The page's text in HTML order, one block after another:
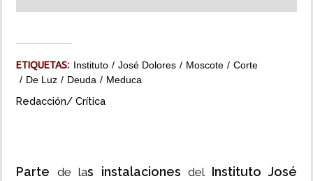
ETIQUETAS: Instituto José Dolores Moscote
Corte
De Luz
Deuda Meduca
Redacción/ Crítica
Parte de las instalaciones del Instituto José